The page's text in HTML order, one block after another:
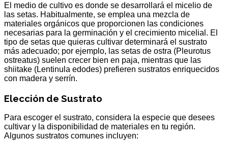
El medio de cultivo es donde se desarrollará el micelio de
las setas. Habitualmente, se emplea una mezcla de
materiales orgánicos que proporcionen las condiciones
necesarias para la germinación y el crecimiento micelial. El
tipo de setas que quieras cultivar determinará el sustrato
más adecuado; por ejemplo, las setas de ostra (Pleurotus
ostreatus) suelen crecer bien en paja, mientras que las
shiitake (Lentinula edodes) prefieren sustratos enriquecidos
con madera y serrín.
Elección de Sustrato
Para escoger el sustrato, considera la especie que desees
cultivar y la disponibilidad de materiales en tu región.
Algunos sustratos comunes incluyen: